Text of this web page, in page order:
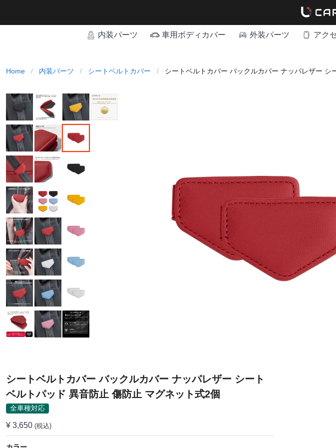
内装パーツ 車用ボディカバー 外装パーツ アク
Home / 内装パーツ / シートベルトカバー / シートベルトカバー バックルカバー ナッパレザー
シートベルトカバー バックルカバー ナッパレザー シート
ベルトパッド 異音防止 傷防止 マグネット式2個
全車種対応
¥ 3,650 (税込)